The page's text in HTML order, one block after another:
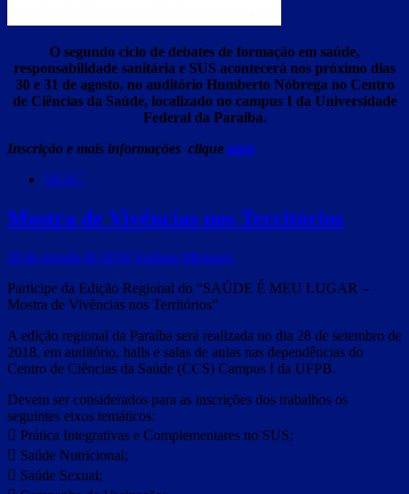
O segundo ciclo de debates de formação em saúde,
responsabilidade sanitária e SUS acontecerá nos próximo dias
30 e 31 de agosto, no auditório Humberto Nóbrega no Centro
de Ciências da Saúde, localizado no campus I da Universidade
Federal da Paraíba.
Inscrição e mais informações clique aqui
NESC
Mostra de Vivências nos Territórios
20 de agosto de 2018 Jordane Meneses
Participe da Edição Regional do “SAÚDE É MEU LUGAR –
Mostra de Vivências nos Territórios”
A edição regional da Paraíba será realizada no dia 28 de setembro de
2018, em auditório, halls e salas de aulas nas dependências do
Centro de Ciências da Saúde (CCS) Campus I da UFPB.
Devem ser considerados para as inscrições dos trabalhos os
seguintes eixos temáticos:
 Prática Integrativas e Complementares no SUS;
 Saúde Nutricional;
 Saúde Sexual;